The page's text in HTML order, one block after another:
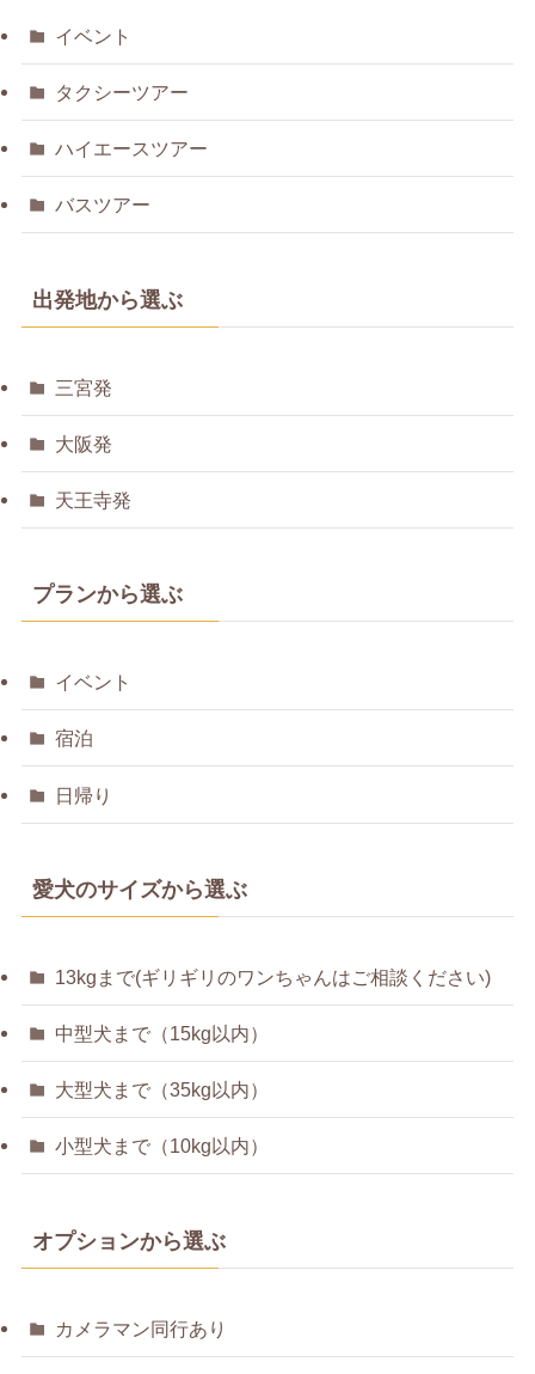
イベント
タクシーツアー
ハイエースツアー
バスツアー
出発地から選ぶ
三宮発
大阪発
天王寺発
プランから選ぶ
イベント
宿泊
日帰り
愛犬のサイズから選ぶ
13kgまで(ギリギリのワンちゃんはご相談ください)
中型犬まで（15kg以内）
大型犬まで（35kg以内）
小型犬まで（10kg以内）
オプションから選ぶ
カメラマン同行あり